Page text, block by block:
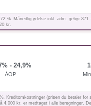
%. Månedlig ydelse inkl. adm. gebyr
kr.
- 24,9%
ÅOP
(prisen du betaler for
kr. er medtaget i alle beregninger.